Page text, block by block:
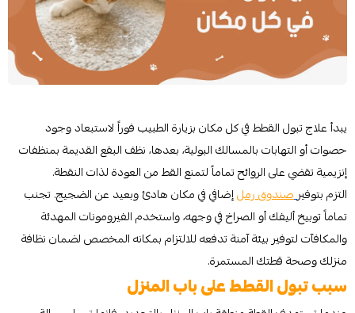
يبدأ علاج تبول القطط في كل مكان بزيارة الطبيب فوراً لاستبعاد وجود
حصوات أو التهابات بالمسالك البولية، بعدها، نظف البقع القديمة بمنظفات
إنزيمية تقضي على الروائح تماماً لتمنع القط من العودة لذات النقطة.
التزم بتوفيرصندوق رملإضافي في مكان هادئ وبعيد عن الضجيج. تجنب
تماماً توبيخ أليفك أو الصراخ في وجهه، واستخدم الفيرومونات المهدئة
والمكافآت لتوفير بيئة آمنة تدفعه للالتزام بمكانه المخصص لضمان نظافة
منزلك وصحة قطتك المستمرة.
سبب تبول القطط على باب المنزل